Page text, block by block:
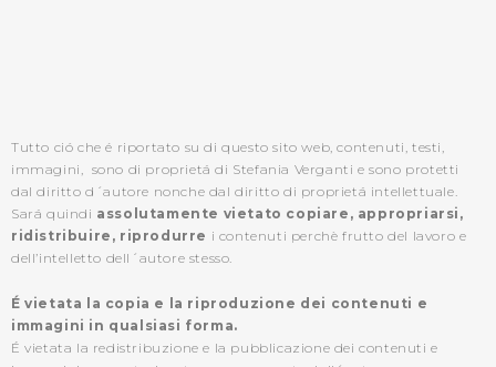
Tutto ció che é riportato su di questo sito web, contenuti, testi,
immagini, sono di proprietá di Stefania Verganti e sono protetti
dal diritto d´autore nonche dal diritto di proprietá intellettuale.
Sará quindi assolutamente vietato copiare, appropriarsi,
ridistribuire, riprodurre i contenuti perchè frutto del lavoro e
dell’intelletto dell´autore stesso.
É vietata la copia e la riproduzione dei contenuti e
immagini in qualsiasi forma.
É vietata la redistribuzione e la pubblicazione dei contenuti e